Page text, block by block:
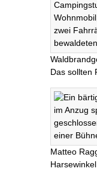
Das sollten
Matteo